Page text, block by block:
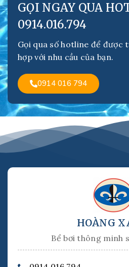
GỌI NGAY QUA
0914.016.794
Gọi qua số hotline để được
hợp với nhu cầu của bạn.
0914 016 794
HOÀNG
Bể bơi thông minh